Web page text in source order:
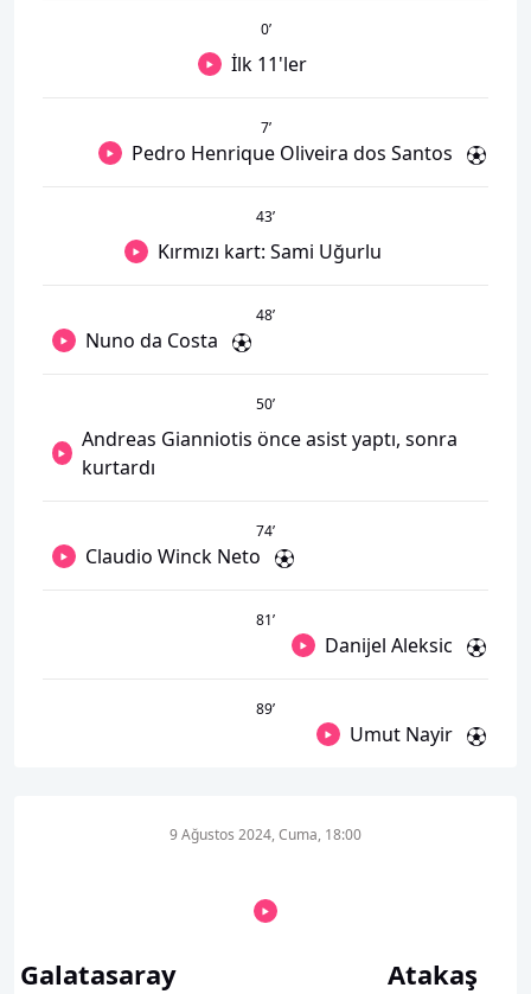
0’
İlk 11'ler
7’
Pedro Henrique Oliveira dos Santos
43’
Kırmızı kart: Sami Uğurlu
48’
Nuno da Costa
50’
Andreas Gianniotis önce asist yaptı, sonra
kurtardı
74’
Claudio Winck Neto
81’
Danijel Aleksic
89’
Umut Nayir
Galatasaray
9 Ağustos 2024, Cuma, 18:00
Atakaş